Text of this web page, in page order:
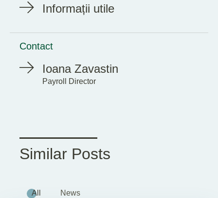
Informații utile
Contact
Ioana Zavastin
Payroll Director
Similar Posts
All News